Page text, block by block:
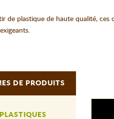
de plastique de haute qualité,
DE PRODUITS